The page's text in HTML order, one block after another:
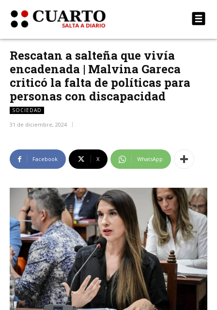
Rescatan a salteña que vivía
encadenada | Malvina Gareca
criticó la falta de políticas para
personas con discapacidad
SOCIEDAD
31 de diciembre, 2024
Facebook X WhatsApp